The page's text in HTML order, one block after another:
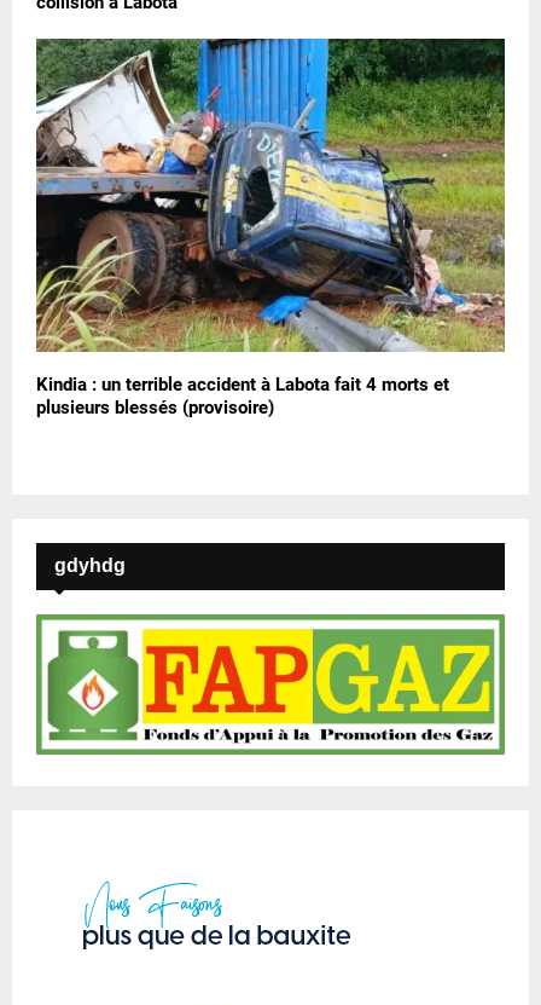
Kindia : un terrible accident à Labota fait 4 morts et
plusieurs blessés (provisoire)
gdyhdg